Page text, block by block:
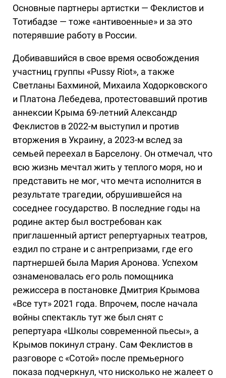
Основные партнеры артистки — Феклистов и
Тотибадзе — тоже «антивоенные» и за это
потерявшие работу в России.
Добивавшийся в свое время освобождения
участниц группы «Pussy Riot», а также
Светланы Бахминой, Михаила Ходорковского
и Платона Лебедева, протестовавший против
аннексии Крыма 69-летний Александр
Феклистов в 2022-м выступил и против
вторжения в Украину, а 2023-м вслед за
семьей переехал в Барселону. Он отмечал, что
всю жизнь мечтал жить у теплого моря, но и
представить не мог, что мечта исполнится в
результате трагедии, обрушившейся на
соседнее государство. В последние годы на
родине актер был востребован как
приглашенный артист репертуарных театров,
ездил по стране и с антрепризами, где его
партнершей была Мария Аронова. Успехом
ознаменовалась его роль помощника
режиссера в постановке Дмитрия Крымова
«Все тут» 2021 года. Впрочем, после начала
войны спектакль тут же был снят с
репертуара «Школы современной пьесы», а
Крымов покинул страну. Сам Феклистов в
разговоре с «Сотой» после премьерного
показа подчеркнул, что нисколько не жалеет о